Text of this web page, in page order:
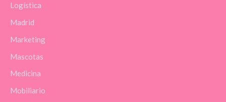
Logística
Madrid
Marketing
Mascotas
Medicina
Mobiliario